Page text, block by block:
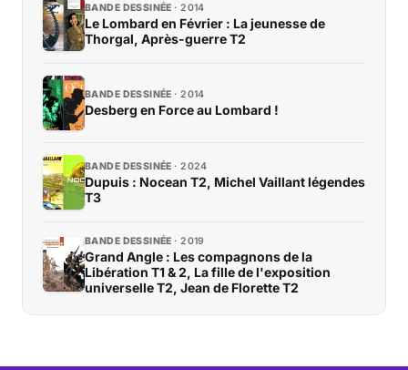
BANDE DESSINÉE 2014
Le Lombard en Février : La jeunesse de
Thorgal, Après-guerre T2
BANDE DESSINÉE 2014
Desberg en Force au Lombard !
BANDE DESSINÉE 2024
Dupuis : Nocean T2, Michel Vaillant légendes
T3
BANDE DESSINÉE 2019
Grand Angle : Les compagnons de la
Libération T1 & 2, La fille de l'exposition
universelle T2, Jean de Florette T2